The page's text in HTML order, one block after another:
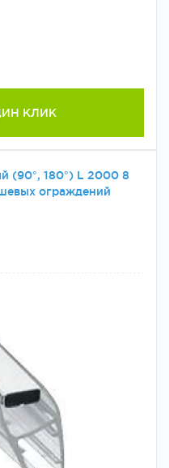
КЛИК
(90°, 180°) L 2000 8
ограждений